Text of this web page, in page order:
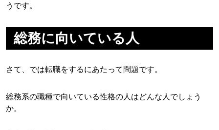
うです。
総務に向いている人
さて、では転職をするにあたって問題です。
総務系の職種で向いている性格の人はどんな人でしょう
か。